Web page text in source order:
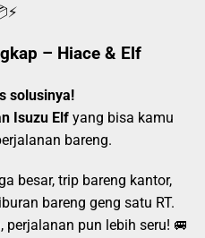
– Hiace & Elf
solusinya!
Isuzu Elf yang bisa kamu
bareng.
besar, trip bareng kantor,
bareng geng satu RT.
pun lebih seru! 🚐